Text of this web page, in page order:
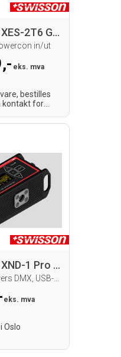
SWISSON XES-2T6 Gigabit Ethernet Switch
in/ut
eks. mva
bestilles
kontakt for
SWISSON XND-1 Pro set DMX Node
1-Port, 2 univers DMX, USB-C & Y Cable
eks. mva
Oslo